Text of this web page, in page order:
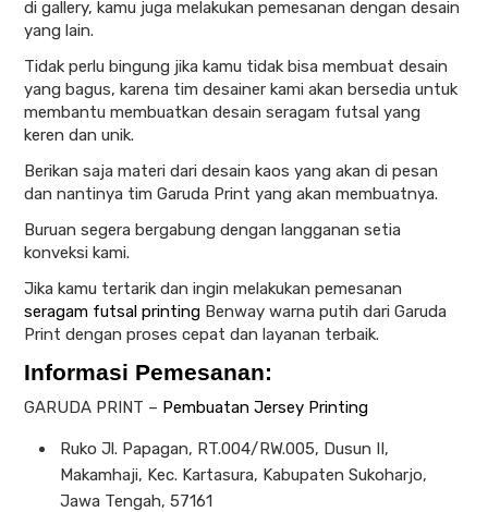
di gallery, kamu juga melakukan pemesanan dengan desain
yang lain.
Tidak perlu bingung jika kamu tidak bisa membuat desain
yang bagus, karena tim desainer kami akan bersedia untuk
membantu membuatkan desain seragam futsal yang
keren dan unik.
Berikan saja materi dari desain kaos yang akan di pesan
dan nantinya tim Garuda Print yang akan membuatnya.
Buruan segera bergabung dengan langganan setia
konveksi kami.
Jika kamu tertarik dan ingin melakukan pemesanan
seragam futsal printing Benway warna putih dari Garuda
Print dengan proses cepat dan layanan terbaik.
Informasi Pemesanan:
GARUDA PRINT – Pembuatan Jersey Printing
Ruko Jl. Papagan, RT.004/RW.005, Dusun II,
Makamhaji, Kec. Kartasura, Kabupaten Sukoharjo,
Jawa Tengah, 57161